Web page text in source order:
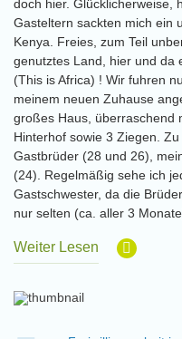
doch hier. Glücklicherweise,
Gasteltern sackten mich ein
Kenya. Freies, zum Teil
genutztes Land, hier und da
(This is Africa) ! Wir fuhren
meinem neuen Zuhause
großes Haus, überraschend
Hinterhof sowie 3 Ziegen.
Gastbrüder (28 und 26),
(24). Regelmäßig sehe ich
Gastschwester, da die
nur selten (ca. aller 3
Weiter Lesen